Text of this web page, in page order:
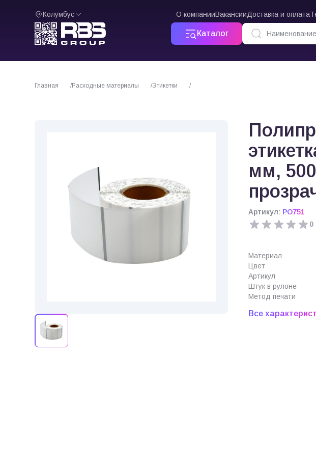
Колумбус О компанииВакансииДоставка и оплата
Каталог
Главная Расходные материалы Этикетки
мм,
Артикул: PO751
0
Материал
Цвет
Артикул
Штук в рулоне
Метод печати
Все